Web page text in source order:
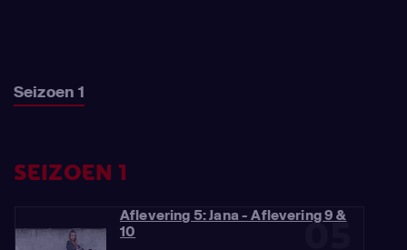
Seizoen 1
SEIZOEN 1
05
Aflevering 5: Jana - Aflevering 9 &
10